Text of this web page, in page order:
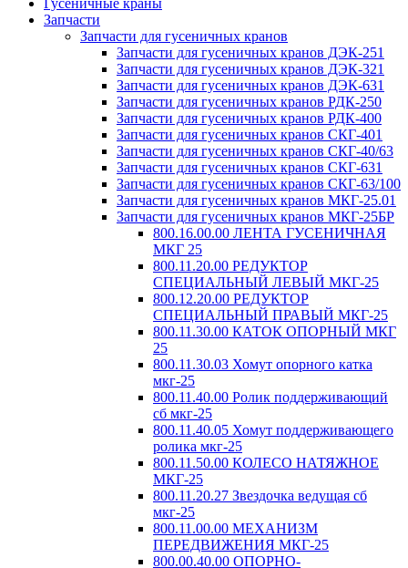
Запчасти
Запчасти для гусеничных кранов
Запчасти для гусеничных кранов ДЭК-251
Запчасти для гусеничных кранов ДЭК-321
Запчасти для гусеничных кранов ДЭК-631
Запчасти для гусеничных кранов РДК-250
Запчасти для гусеничных кранов РДК-400
Запчасти для гусеничных кранов СКГ-401
Запчасти для гусеничных кранов СКГ-40/63
Запчасти для гусеничных кранов СКГ-631
Запчасти для гусеничных кранов СКГ-63/100
Запчасти для гусеничных кранов МКГ-25.01
Запчасти для гусеничных кранов МКГ-25БР
800.16.00.00 ЛЕНТА ГУСЕНИЧНАЯ
МКГ 25
800.11.20.00 РЕДУКТОР
СПЕЦИАЛЬНЫЙ ЛЕВЫЙ МКГ-25
800.12.20.00 РЕДУКТОР
СПЕЦИАЛЬНЫЙ ПРАВЫЙ МКГ-25
800.11.30.00 КАТОК ОПОРНЫЙ МКГ
25
800.11.30.03 Хомут опорного катка
мкг-25
800.11.40.00 Ролик поддерживающий
сб мкг-25
800.11.40.05 Хомут поддерживающего
ролика мкг-25
800.11.50.00 КОЛЕСО НАТЯЖНОЕ
МКГ-25
800.11.20.27 Звездочка ведущая сб
мкг-25
800.11.00.00 МЕХАНИЗМ
ПЕРЕДВИЖЕНИЯ МКГ-25
800.00.40.00 ОПОРНО-